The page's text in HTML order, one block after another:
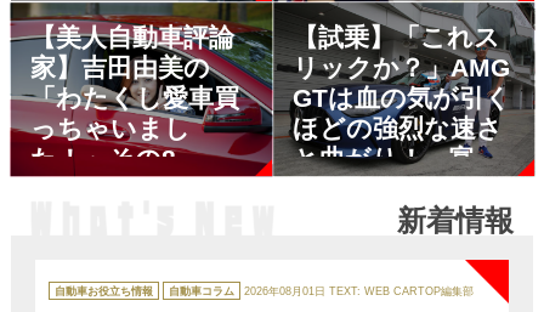
も解説
【美人自動車評論
家】吉田由美の
「わたくし愛車買
っちゃいまし
た！」その8
【試乗】「これス
リックか？」AMG
GTは血の気が引く
ほどの強烈な速さ
と曲がり！ 富士
全開走行を試し
新着情報
テ
ゴ
自動車お役立ち情報 自動車コラム 2026年08月01日 TEXT: WEB CARTOP編集部
NEW